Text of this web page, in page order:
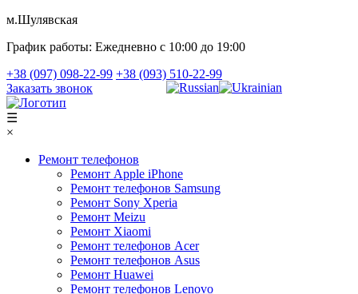
м.Шулявская
График работы: Ежедневно с 10:00 до 19:00
+38 (097) 098-22-99 +38 (093) 510-22-99
Заказать звонок
☰
×
Ремонт телефонов
Ремонт Apple iPhone
Ремонт телефонов Samsung
Ремонт Sony Xperia
Ремонт Meizu
Ремонт Xiaomi
Ремонт телефонов Acer
Ремонт телефонов Asus
Ремонт Huawei
Ремонт телефонов Lenovo